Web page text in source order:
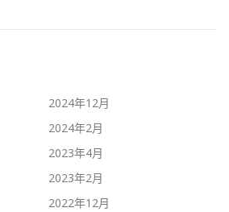
2024年12月
2024年2月
2023年4月
2023年2月
2022年12月